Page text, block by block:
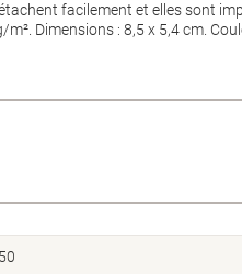
facilement et elles sont
Dimensions : 8,5 x 5,4 cm.